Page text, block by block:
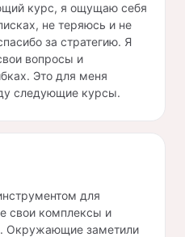
курс, я ощущаю себя
не теряюсь и не
за стратегию. Я
вопросы и
Это для меня
следующие курсы.
для
свои комплексы и
Окружающие заметили